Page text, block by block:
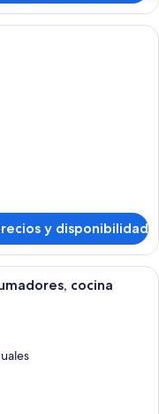
compacta con comedor,
y disponibilidad
al aire libre cubierto con
cocina